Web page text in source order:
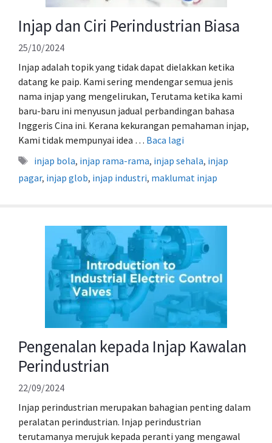
Injap dan Ciri Perindustrian Biasa
25/10/2024
Injap adalah topik yang tidak dapat dielakkan ketika
datang ke paip. Kami sering mendengar semua jenis
nama injap yang mengelirukan, Terutama ketika kami
baru-baru ini menyusun jadual perbandingan bahasa
Inggeris Cina ini. Kerana kekurangan pemahaman injap,
Kami tidak mempunyai idea … Baca lagi
Tag
injap bola, injap rama-rama, injap sehala, injap
pagar, injap glob, injap industri, maklumat injap
Pengenalan kepada Injap Kawalan
Perindustrian
22/09/2024
Injap perindustrian merupakan bahagian penting dalam
peralatan perindustrian. Injap perindustrian
terutamanya merujuk kepada peranti yang mengawal